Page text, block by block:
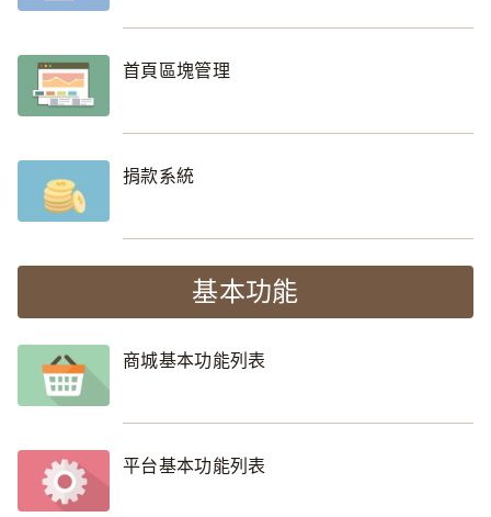
首頁區塊管理
捐款系統
基本功能
商城基本功能列表
平台基本功能列表